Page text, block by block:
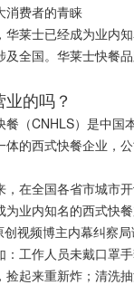
消费者的青睐
华莱士已经成为业内
及全国。华莱士快餐
的吗？
餐（CNHLS）是中国
体的西式快餐企业，
，在全国各省市城市
业内知名的西式快餐
视频博主内幕纠察
：工作人员未戴口罩
捡起来重新炸；清洗